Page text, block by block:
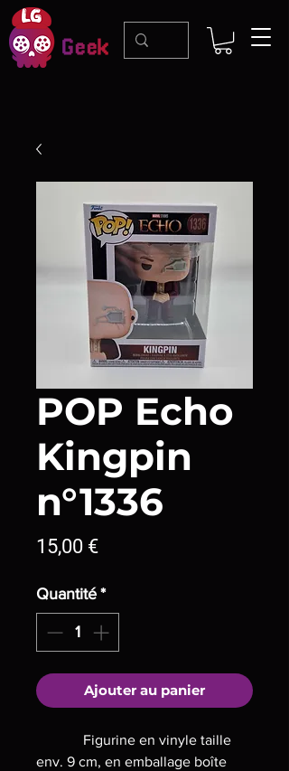
POP Echo
Kingpin
n°1336
15,00 €Prix
Quantité *
Ajouter au panier
Figurine en vinyle taille
env. 9 cm, en emballage boîte